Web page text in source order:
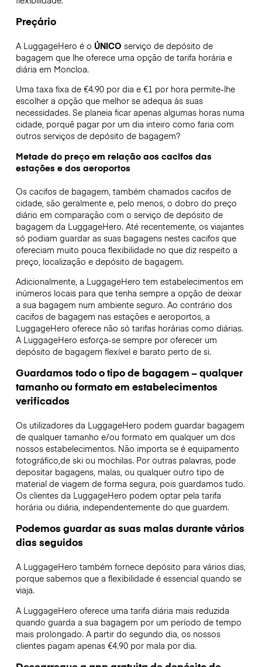
Preçário
A LuggageHero é o ÚNICO serviço de depósito de
bagagem que lhe oferece uma opção de tarifa horária e
diária em Moncloa.
Uma taxa fixa de €4.90 por dia e €1 por hora permite-lhe
escolher a opção que melhor se adequa às suas
necessidades. Se planeia ficar apenas algumas horas numa
cidade, porquê pagar por um dia inteiro como faria com
outros serviços de depósito de bagagem?
Metade do preço em relação aos cacifos das
estações e dos aeroportos
Os cacifos de bagagem, também chamados cacifos de
cidade, são geralmente e, pelo menos, o dobro do preço
diário em comparação com o serviço de depósito de
bagagem da LuggageHero. Até recentemente, os viajantes
só podiam guardar as suas bagagens nestes cacifos que
ofereciam muito pouca flexibilidade no que diz respeito a
preço, localização e depósito de bagagem.
Adicionalmente, a LuggageHero tem estabelecimentos em
inúmeros locais para que tenha sempre a opção de deixar
a sua bagagem num ambiente seguro. Ao contrário dos
cacifos de bagagem nas estações e aeroportos, a
LuggageHero oferece não só tarifas horárias como diárias.
A LuggageHero esforça-se sempre por oferecer um
depósito de bagagem flexível e barato perto de si.
Guardamos todo o tipo de bagagem – qualquer
tamanho ou formato em estabelecimentos
verificados
Os utilizadores da LuggageHero podem guardar bagagem
de qualquer tamanho e/ou formato em qualquer um dos
nossos estabelecimentos. Não importa se é equipamento
fotográfico,de ski ou mochilas. Por outras palavras, pode
depositar bagagens, malas, ou qualquer outro tipo de
material de viagem de forma segura, pois guardamos tudo.
Os clientes da LuggageHero podem optar pela tarifa
horária ou diária, independentemente do que guardem.
Podemos guardar as suas malas durante vários
dias seguidos
A LuggageHero também fornece depósito para vários dias,
porque sabemos que a flexibilidade é essencial quando se
viaja.
A LuggageHero oferece uma tarifa diária mais reduzida
quando guarda a sua bagagem por um período de tempo
mais prolongado. A partir do segundo dia, os nossos
clientes pagam apenas €4.90 por mala por dia.